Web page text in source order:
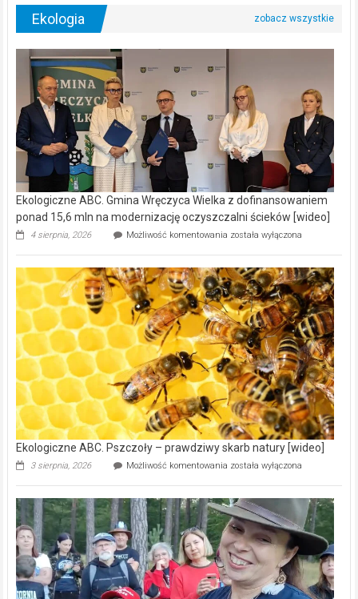
Ekologia
Ekologiczne ABC. Gmina Wręczyca Wielka z dofinansowaniem
ponad 15,6 mln na modernizację oczyszczalni ścieków [wideo]
4 sierpnia, 2026 Możliwość komentowania Ekologiczne
Wręczyca
Wielka
z
dofinansowaniem
ponad
15,6
mln
na
modernizację
oczyszczalni
ścieków
[wideo]
została wyłączona
Ekologiczne ABC. Pszczoły – prawdziwy skarb natury [wideo]
3 sierpnia, 2026 Możliwość komentowania Ekologiczne
–
prawdziwy
skarb
natury
[wideo]
została wyłączona